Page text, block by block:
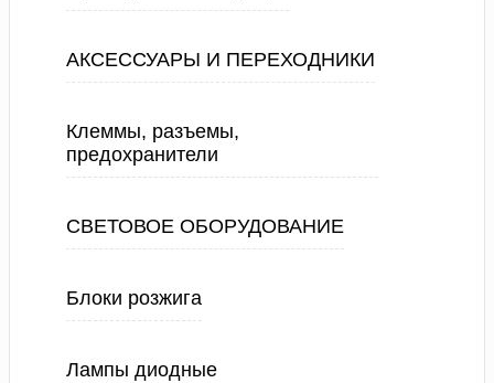
АКСЕССУАРЫ И ПЕРЕХОДНИКИ
Клеммы, разъемы,
предохранители
СВЕТОВОЕ ОБОРУДОВАНИЕ
Блоки розжига
Лампы диодные